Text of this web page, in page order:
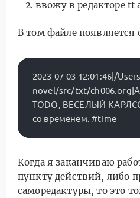
ввожу в редакторе tt
В том файле появляется
2023-07-03 12:01:46|/
novel/src/txt/
TODO, ВЕСЕЛЫЙ-
со временем. #time
Когда я заканчиваю
пункту действий, либо
саморедактуры, то это